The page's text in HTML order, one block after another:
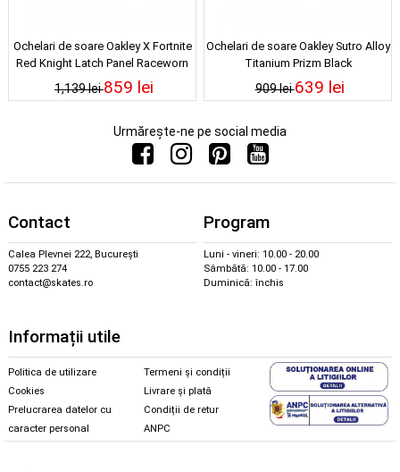
Ochelari de soare Oakley X Fortnite
Red Knight Latch Panel Raceworn
Red Prizm Ruby
1,139 lei859 lei
Ochelari de soare Oakley Sutro Alloy
Titanium Prizm Black
909 lei639 lei
Urmărește-ne pe social media
Contact
Calea Plevnei 222, București
0755 223 274
contact@skates.ro
Program
Luni - vineri: 10.00 - 20.00
Sâmbătă: 10.00 - 17.00
Duminică: închis
Informații utile
Politica de utilizare
Cookies
Prelucrarea datelor cu
caracter personal
Termeni și condiții
Livrare și plată
Condiții de retur
ANPC